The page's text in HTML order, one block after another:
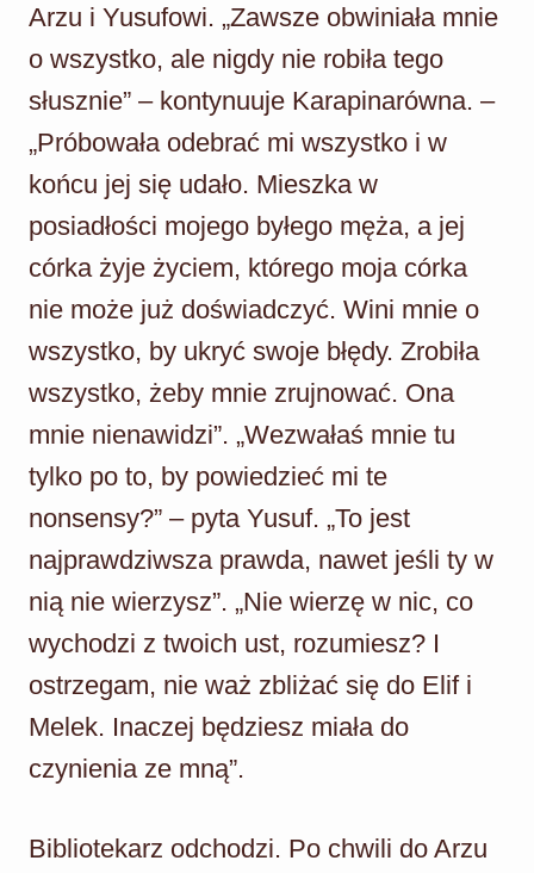
Arzu i Yusufowi. „Zawsze obwiniała mnie
o wszystko, ale nigdy nie robiła tego
słusznie” – kontynuuje Karapinarówna. –
„Próbowała odebrać mi wszystko i w
końcu jej się udało. Mieszka w
posiadłości mojego byłego męża, a jej
córka żyje życiem, którego moja córka
nie może już doświadczyć. Wini mnie o
wszystko, by ukryć swoje błędy. Zrobiła
wszystko, żeby mnie zrujnować. Ona
mnie nienawidzi”. „Wezwałaś mnie tu
tylko po to, by powiedzieć mi te
nonsensy?” – pyta Yusuf. „To jest
najprawdziwsza prawda, nawet jeśli ty w
nią nie wierzysz”. „Nie wierzę w nic, co
wychodzi z twoich ust, rozumiesz? I
ostrzegam, nie waż zbliżać się do Elif i
Melek. Inaczej będziesz miała do
czynienia ze mną”.
Bibliotekarz odchodzi. Po chwili do Arzu